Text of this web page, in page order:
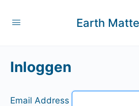
Earth
Inloggen
Email Address